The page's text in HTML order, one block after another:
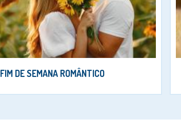
FIM DE SEMANA ROMÂNTICO